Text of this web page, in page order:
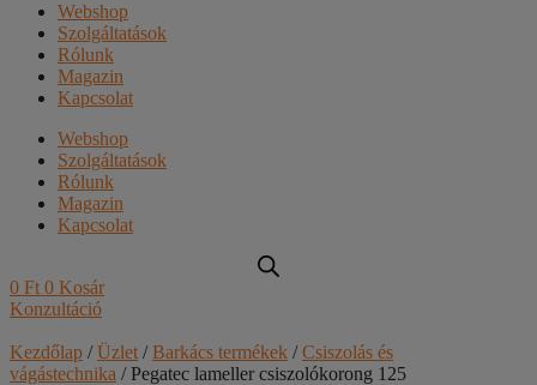
Webshop
Szolgáltatások
Rólunk
Magazin
Kapcsolat
Webshop
Szolgáltatások
Rólunk
Magazin
Kapcsolat
0 Ft 0 Kosár
Konzultáció
Kezdőlap /Üzlet /Barkács termékek /Csiszolás és
vágástechnika / Pegatec lameller csiszolókorong 125